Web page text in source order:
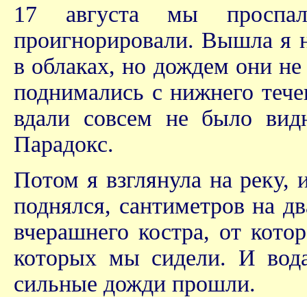
17 августа мы
проигнорировали. Вышла я
в облаках, но дождем они
поднимались с нижнего
вдали совсем не было
Парадокс.
Потом я взглянула на реку,
поднялся, сантиметров на
вчерашнего костра, от
которых мы сидели. И
сильные дожди прошли.